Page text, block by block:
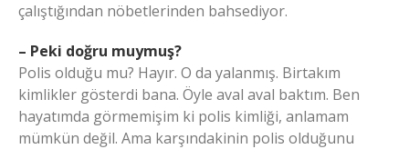
çalıştığından nöbetlerinden bahsediyor.
– Peki doğru muymuş?
Polis olduğu mu? Hayır. O da yalanmış. Birtakım
kimlikler gösterdi bana. Öyle aval aval baktım. Ben
hayatımda görmemişim ki polis kimliği, anlamam
mümkün değil. Ama karşındakinin polis olduğunu